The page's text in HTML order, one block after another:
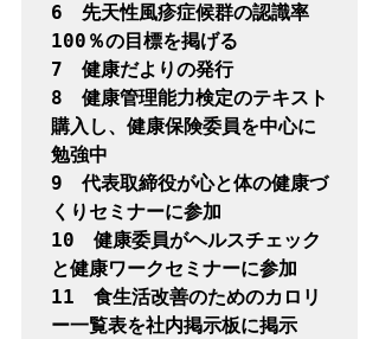
6　先天性風疹症候群の認識率
100％の目標を掲げる
7　健康だよりの発行
8　健康管理能力検定のテキスト
購入し、健康保険委員を中心に
勉強中
9　代表取締役が心と体の健康づ
くりセミナーに参加
10　健康委員がヘルスチェック
と健康ワークセミナーに参加
11　食生活改善のためのカロリ
ー一覧表を社内掲示板に掲示